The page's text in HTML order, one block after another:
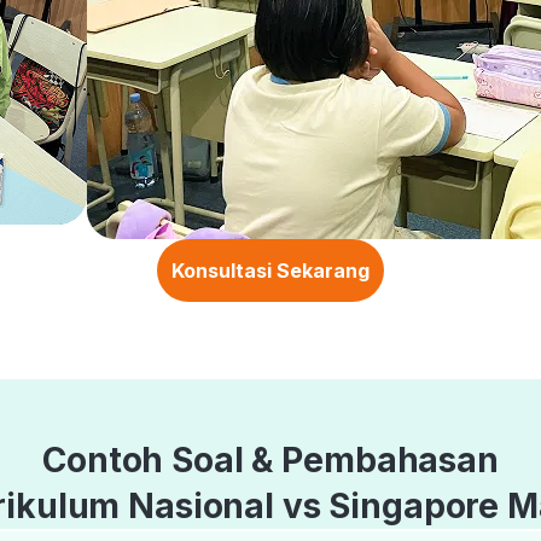
Konsultasi Sekarang
Contoh Soal & Pembahasan
Nasional vs Singapore